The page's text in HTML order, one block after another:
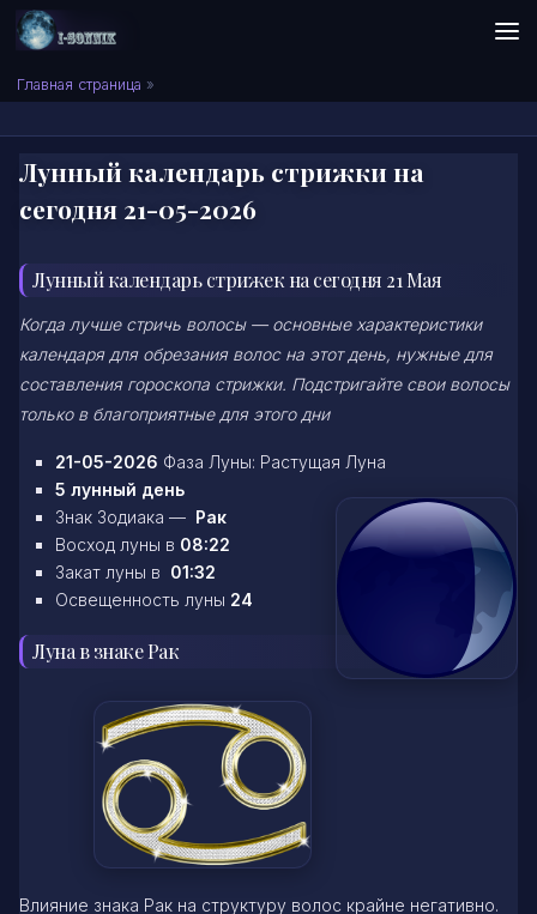
Skip to content
Сонник I-SONNIK.COM
Главная страница »
Лунный календарь стрижки на
сегодня 21-05-2026
Лунный календарь стрижек на сегодня 21 Мая
Когда лучше стричь волосы — основные характеристики
календаря для обрезания волос на этот день, нужные для
составления гороскопа стрижки. Подстригайте свои волосы
только в благоприятные для этого дни
21-05-2026 Фаза Луны: Растущая Луна
5 лунный день
Знак Зодиака — Рак
Восход луны в 08:22
Закат луны в 01:32
Освещенность луны 24
Луна в знаке Рак
Влияние знака Рак на структуру волос крайне негативно.